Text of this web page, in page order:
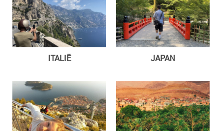
ITALIË JAPAN